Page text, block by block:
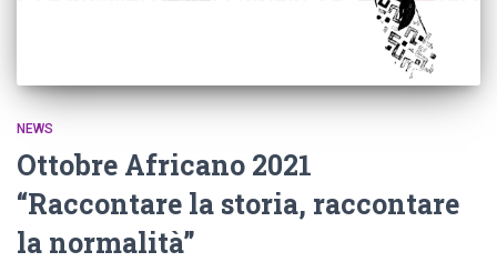
NEWS
Ottobre Africano 2021
“Raccontare la storia, raccontare
la normalità”